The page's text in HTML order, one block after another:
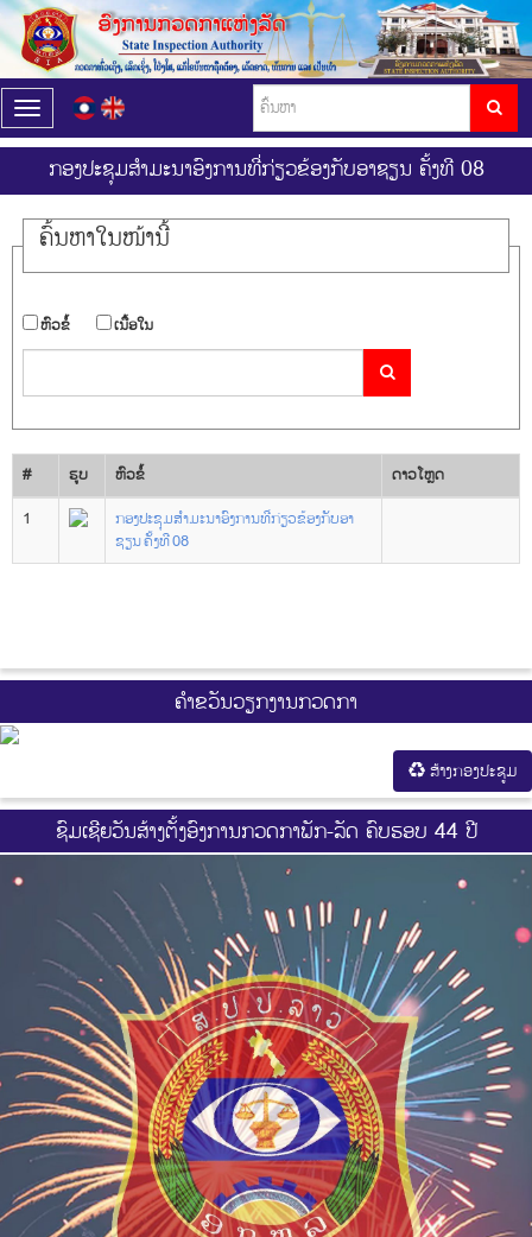
T
o
g
l
e
a
i
g
a
i
o
n
ກອງປະຊຸມສຳມະນາອົງການທີ່ກ່ຽວຂ້ອງກັບອາຊຽນ ຄັ້ງທີ 08
ຄົ້ນ​ຫາ​ໃນ​ໜ້ານີ້
​ຫົວ​ຂໍ້ ​ເນື້ອ​ໃນ
# ຮູບ ​ຫົວ​ຂໍ້
ດາວ​ໂຫຼດ
1
ກອງປະຊຸມສຳມະນາອົງການທີ່ກ່ຽວຂ້ອງກັບອາ
ຊຽນ ຄັ້ງທີ 08
ຄຳຂວັນວຽກງານກວດກາ
ສ້າງກອງປະຊູມ
ຊົມເຊີຍວັນສ້າງຕັ້ງອົງການກວດກາພັກ-ລັດ ຄົບຮອບ 44 ປີ